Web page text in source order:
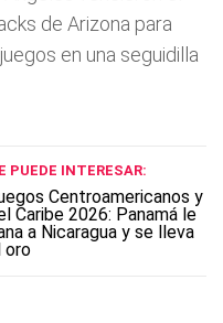
de Arizona para
en una seguidilla
PUEDE INTERESAR:
Centroamericanos y
Caribe 2026: Panamá le
a Nicaragua y se lleva
oro